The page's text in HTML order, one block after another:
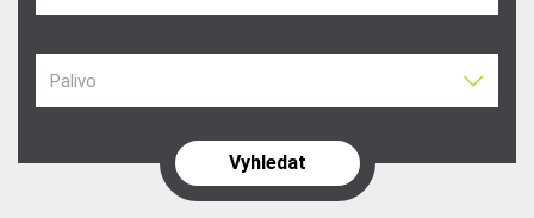
Palivo